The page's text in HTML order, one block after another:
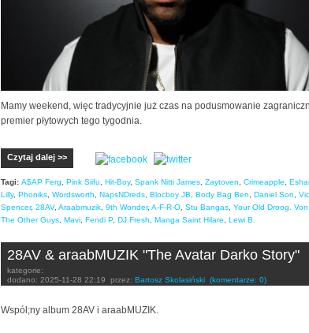
Mamy weekend, więc tradycyjnie już czas na podusmowanie
premier płytowych tego tygodnia.
Czytaj dalej >>
Tagi: A$AP Ferg, Pink Siifu, Hit-Boy, Spank Nitti James, Zaytoven, Crimeapple,
Lilly, Phoniks, Wordsworth, NapsNDreds, Blocboy JB, Body Bag Ben, Daniel Son, Vic
Spencer, 28AV, Araabmuzik, 9th Wonder, A-F-R-O, Stu Bangas, Your Old Droog.
The Other Guys, Mavi, Fendi P, DJ.Fresh, Manga Saint Hilare, Lewi B.
28AV & araabMUZIK "The Avatar Darko Story"
kategorie:
dodano: 2025-11-28 22:19 przez: Bartosz Skolasiński (komentarze: 0)
Wspól;ny album 28AV i araabMUZIK.